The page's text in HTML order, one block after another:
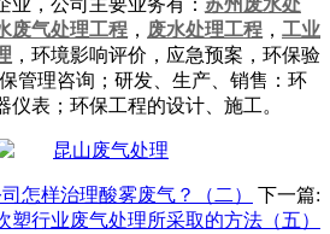
业，公司主要业务有： 苏州废水处
废气处理工程 ， 废水处理工程 ， 工业
，环境影响评价，应急预案，环保验
管理咨询；研发、生产、销售：环
表；环保工程的设计、施工。
怎样治理酸雾废气？（二）
下一篇:
塑行业废气处理所采取的方法（五）